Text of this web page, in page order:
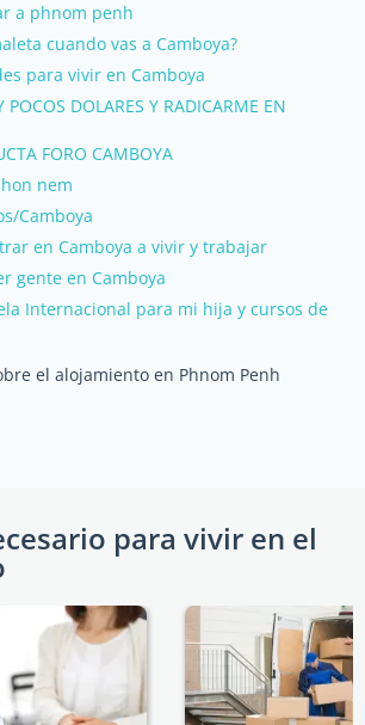
a phnom penh
cuando vas a Camboya?
para vivir en Camboya
DOLARES Y RADICARME EN
FORO CAMBOYA
nem
Camboya
en Camboya a vivir y trabajar
gente en Camboya
Internacional para mi hija y cursos de
el alojamiento en Phnom Penh
para vivir en el